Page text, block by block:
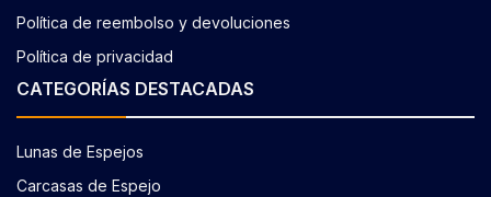
Política de reembolso y devoluciones
Política de privacidad
CATEGORÍAS DESTACADAS
Lunas de Espejos
Carcasas de Espejo